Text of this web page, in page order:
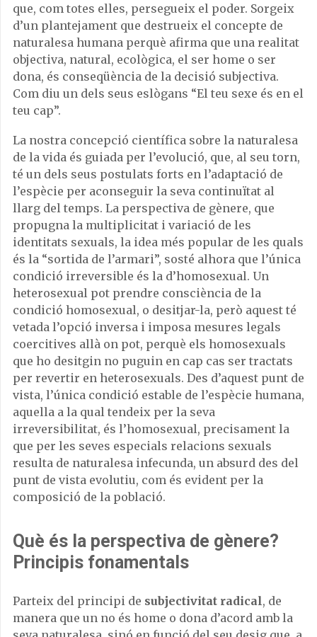
que, com totes elles, persegueix el poder. Sorgeix
d’un plantejament que destrueix el concepte de
naturalesa humana perquè afirma que una realitat
objectiva, natural, ecològica, el ser home o ser
dona, és conseqüència de la decisió subjectiva.
Com diu un dels seus eslògans “El teu sexe és en el
teu cap”.
La nostra concepció científica sobre la naturalesa
de la vida és guiada per l’evolució, que, al seu torn,
té un dels seus postulats forts en l’adaptació de
l’espècie per aconseguir la seva continuïtat al
llarg del temps. La perspectiva de gènere, que
propugna la multiplicitat i variació de les
identitats sexuals, la idea més popular de les quals
és la “sortida de l’armari”, sosté alhora que l’única
condició irreversible és la d’homosexual. Un
heterosexual pot prendre consciència de la
condició homosexual, o desitjar-la, però aquest té
vetada l’opció inversa i imposa mesures legals
coercitives allà on pot, perquè els homosexuals
que ho desitgin no puguin en cap cas ser tractats
per revertir en heterosexuals. Des d’aquest punt de
vista, l’única condició estable de l’espècie humana,
aquella a la qual tendeix per la seva
irreversibilitat, és l’homosexual, precisament la
que per les seves especials relacions sexuals
resulta de naturalesa infecunda, un absurd des del
punt de vista evolutiu, com és evident per la
composició de la població.
Què és la perspectiva de gènere?
Principis fonamentals
Parteix del principi de subjectivitat radical, de
manera que un no és home o dona d’acord amb la